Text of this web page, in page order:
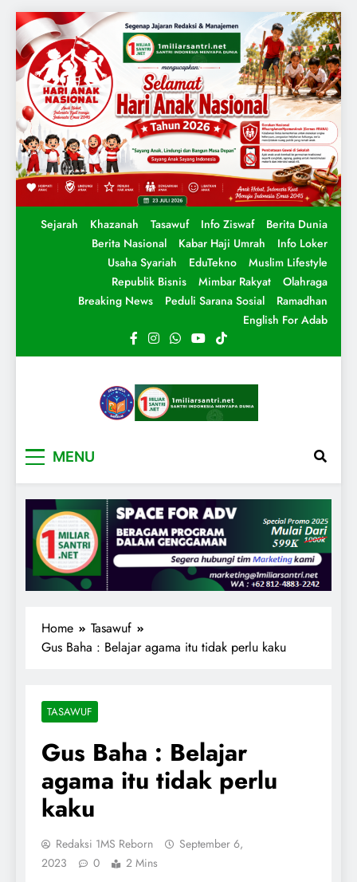
Sejarah Khazanah Tasawuf Info Ziswaf
Berita Dunia
Berita Nasional
Kabar Haji Umrah
Info Loker
Usaha Syariah
EduTekno
Muslim Lifestyle
Republik Bisnis
Mimbar Rakyat
Olahraga
Breaking News
Peduli Sarana Sosial
Ramadhan
English For Adab
MENU
Home
Tasawuf
Gus Baha : Belajar agama itu tidak perlu kaku
TASAWUF
Gus Baha : Belajar
agama itu tidak perlu
kaku
Redaksi 1MS Reborn
September 6,
2023
0 2 Mins